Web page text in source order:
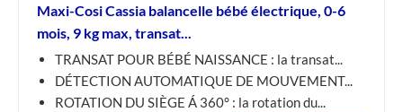
Maxi-Cosi Cassia balancelle bébé électrique, 0-6
mois, 9 kg max, transat...
TRANSAT POUR BÉBÉ NAISSANCE : la transat...
DÉTECTION AUTOMATIQUE DE MOUVEMENT...
ROTATION DU SIÈGE Á 360° : la rotation du...